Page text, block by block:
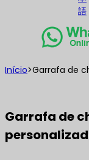
語
Início>Garrafa de
Garrafa de